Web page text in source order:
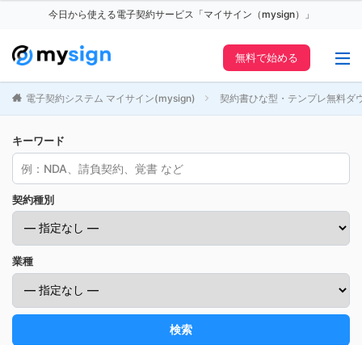
今日から使える電子契約サービス「マイサイン（mysign）」
無料で始める
電子契約システム マイサイン(mysign) 契約書ひな型・テンプレ無料ダ
キーワード
契約種別
業種
検索